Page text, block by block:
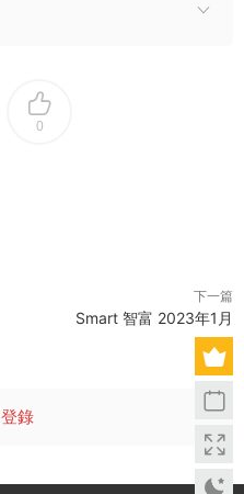
0
下一篇
Smart 智富 2023年1月
登錄